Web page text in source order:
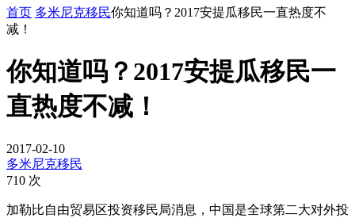
首页 多米尼克移民你知道吗？2017安提瓜移民一直热度不
减！
你知道吗？2017安提瓜移民一
直热度不减！
2017-02-10
多米尼克移民
710 次
加勒比自由贸易区投资移民局消息，中国是全球第二大对外投